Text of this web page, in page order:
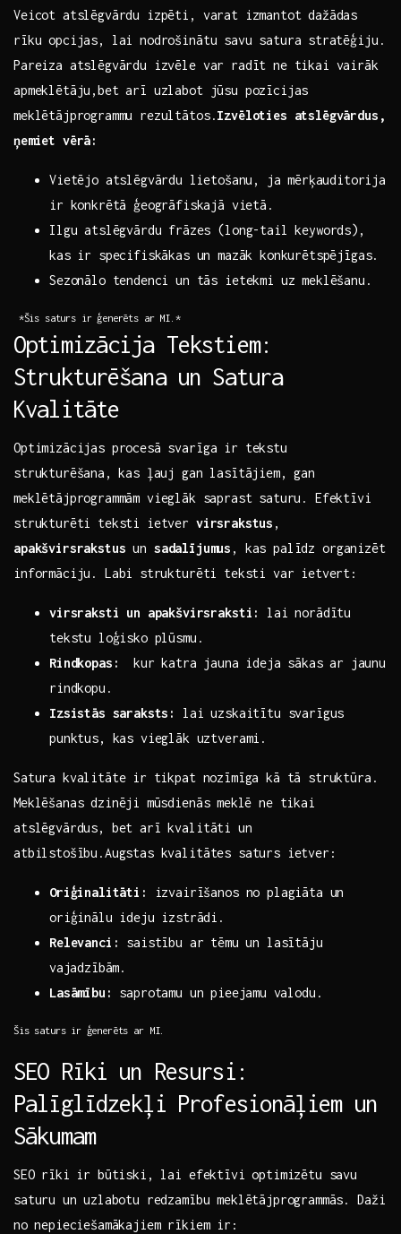
Veicot atslēgvārdu izpēti, ​varat izmantot dažādas
rīku‌ opcijas, lai nodrošinātu‌ savu​ satura⁢ stratēģiju.
Pareiza atslēgvārdu izvēle var ​radīt ne‍ tikai vairāk
apmeklētāju,bet ​arī uzlabot‍ jūsu pozīcijas
meklētājprogrammu rezultātos.Izvēloties atslēgvārdus,
ņemiet vērā:
Vietējo atslēgvārdu⁤ lietošanu, ja⁢ mērķauditorija
ir‌ konkrētā ģeogrāfiskajā ⁣vietā.
Ilgu atslēgvārdu frāzes (long-tail keywords),
‍kas ir specifiskākas un⁤ mazāk konkurētspējīgas.
Sezonālo‌ tendenci un tās ietekmi uz meklēšanu.
⁢ *Šis saturs ir ģenerēts ar MI.*
Optimizācija Tekstiem:
Strukturēšana⁢ un‍ Satura
Kvalitāte
Optimizācijas‍ procesā svarīga ir ‍tekstu
strukturēšana,⁤ kas ļauj gan lasītājiem, gan
meklētājprogrammām vieglāk ⁤saprast saturu. Efektīvi
strukturēti teksti ietver virsrakstus ,​
apakšvirsrakstus un sadalījumus , kas palīdz organizēt
informāciju. Labi⁢ strukturēti teksti var ietvert:
virsraksti un apakšvirsraksti:
lai norādītu
tekstu ‌loģisko plūsmu.
Rindkopas:
⁣ kur katra ⁢jauna ideja sākas ar jaunu
rindkopu.
Izsistās saraksts:
lai uzskaitītu svarīgus
punktus, kas vieglāk uztverami.
Satura kvalitāte ⁢ir‌ tikpat nozīmīga kā tā struktūra.
Meklēšanas dzinēji ⁤mūsdienās⁣ meklē‍ ne tikai
atslēgvārdus, bet arī kvalitāti ⁤un
atbilstošību.Augstas kvalitātes saturs ietver:
Oriģinalitāti:
izvairīšanos no plagiāta un
oriģinālu ideju izstrādi.
Relevanci:
saistību ar tēmu⁣ un lasītāju
⁤vajadzībām.
Lasāmību:
‌saprotamu un ⁣pieejamu ⁣valodu.
Šis saturs ir⁣ ģenerēts ar MI.
SEO Rīki ⁤un Resursi:
Palīglīdzekļi ⁢Profesionāļiem un
‍Sākumam
SEO rīki ⁣ir ‍būtiski, lai ​efektīvi optimizētu‌ savu
saturu un⁢ uzlabotu redzamību‌ meklētājprogrammās. Daži
no ⁣nepieciešamākajiem rīkiem⁣ ir: